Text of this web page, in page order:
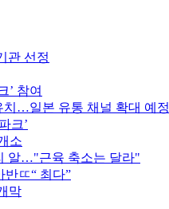
관 선정
’ 참여
치…일본 유통 채널 확대 예정
크’
소
알…"근육 축소는 달라"
반ㄸ“ 최다”
막